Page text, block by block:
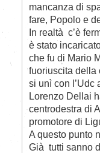
mancanza di
fare, Popolo e
In realtà c’è
è stato
che fu di Mario
fuoriuscita della
si unì con l’Udc
Lorenzo Dellai
centrodestra di
promotore di
A questo punto
Già tutti sanno